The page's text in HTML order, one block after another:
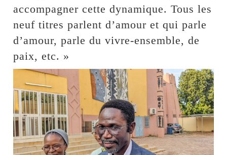
accompagner cette dynamique. Tous les
neuf titres parlent d’amour et qui parle
d’amour, parle du vivre-ensemble, de
paix, etc. »